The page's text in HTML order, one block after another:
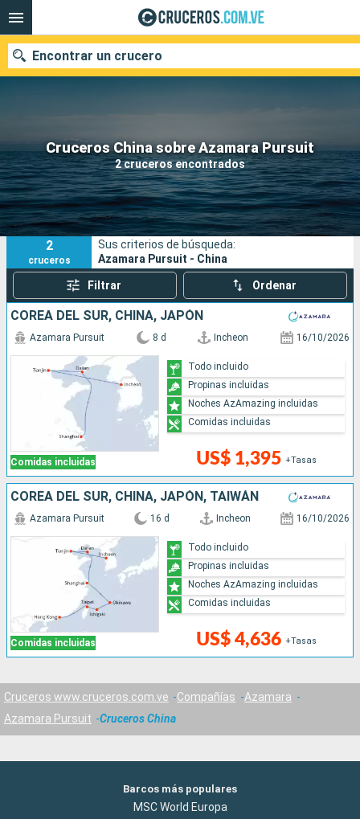
Cruceros China sobre Azamara Pursuit
2 cruceros encontrados
Encontrar un crucero
Nuestros destinos
Fecha de salida
Puertos Compañías
Buscar
2
cruceros
Sus criterios de búsqueda:
Azamara Pursuit - China
Filtrar Ordenar
COREA DEL SUR, CHINA, JAPÓN
Comidas incluidas
Azamara Pursuit 8 d Incheon 16/10/2026
US$ 1,395 +Tasas
Todo incluido
Propinas incluidas
Noches AzAmazing incluidas
Comidas incluidas
COREA DEL SUR, CHINA, JAPÓN, TAIWÁN
Comidas incluidas
Azamara Pursuit 16 d Incheon 16/10/2026
US$ 4,636 +Tasas
Todo incluido
Propinas incluidas
Noches AzAmazing incluidas
Comidas incluidas
Cruceros www.cruceros.com.ve Compañías
Azamara
Azamara Pursuit
Cruceros China
Barcos más populares
MSC World Europa